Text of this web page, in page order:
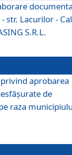
str. Lacurilor -
S.R.L.
aprobarea
de
raza